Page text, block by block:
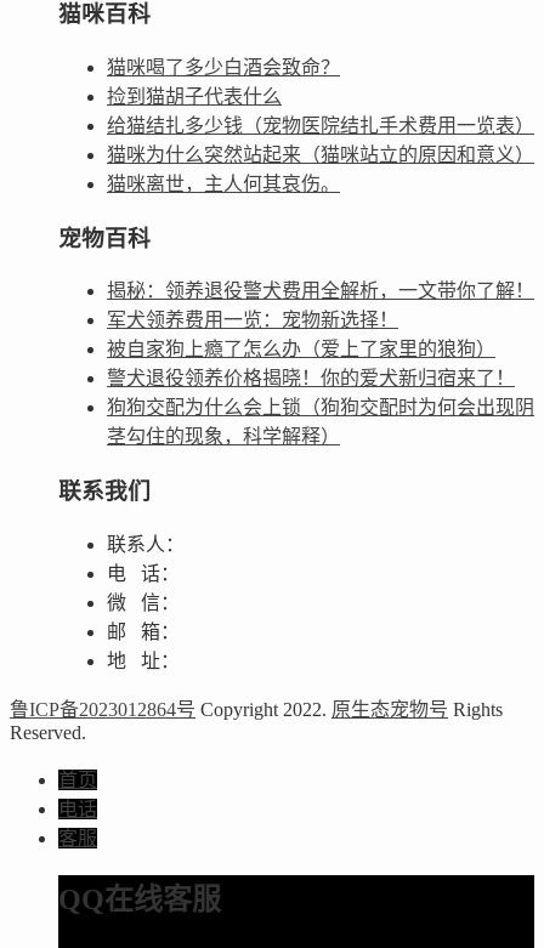
猫咪百科
猫咪喝了多少白酒会致命？
捡到猫胡子代表什么
给猫结扎多少钱（宠物医院结扎手术费用一览表）
猫咪为什么突然站起来（猫咪站立的原因和意义）
猫咪离世，主人何其哀伤。
宠物百科
揭秘：领养退役警犬费用全解析，一文带你了解！
军犬领养费用一览：宠物新选择！
被自家狗上瘾了怎么办（爱上了家里的狼狗）
警犬退役领养价格揭晓！你的爱犬新归宿来了！
狗狗交配为什么会上锁（狗狗交配时为何会出现阴
茎勾住的现象，科学解释）
联系我们
联系人：
电 话：
微 信：
邮 箱：
地 址：
鲁ICP备2023012864号 Copyright 2022. 原生态宠物号 Rights
Reserved.
首页
电话
客服
QQ在线客服